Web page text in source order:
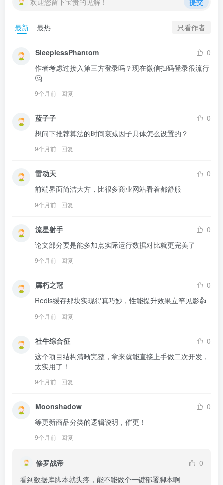
最新 最热 只看作者
SleeplessPhantom
0
作者考虑过接入第三方登录吗？现在微信扫码登录很流行
🤔
9个月前 回复
蓝子子
0
想问下推荐算法的时间衰减因子具体怎么设置的？
9个月前 回复
雷动天
0
前端界面简洁大方，比很多商业网站看着都舒服
9个月前 回复
流星射手
0
论文部分要是能多加点实际运行数据对比就更完美了
9个月前 回复
腐朽之冠
0
Redis缓存那块实现得真巧妙，性能提升效果立竿见影👍
9个月前 回复
社牛综合征
0
这个项目结构清晰完整，拿来就能直接上手做二次开发，
太实用了！
9个月前 回复
Moonshadow
0
等更新商品分类的逻辑说明，催更！
9个月前 回复
修罗战帝
0
看到数据库脚本就头疼，能不能做个一键部署脚本啊